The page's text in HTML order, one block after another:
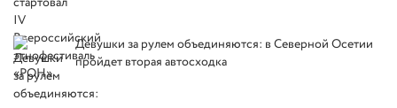
Девушки за рулем объединяются: в Северной Осетии
пройдет вторая автосходка